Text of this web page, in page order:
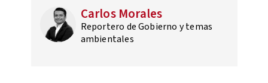
Carlos Morales
Reportero de Gobierno y temas
ambientales